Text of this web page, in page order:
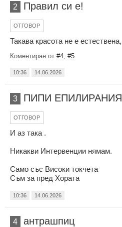
2 Правил си е!
ОТГОВОР
Такава красота не е естествена,
Коментиран от #4, #5
10:36 14.06.2026
3 ПИПИ ЕПИЛИРАНИЯ
ОТГОВОР
И аз така .
Никакви Интервенции нямам.
Само със Високи токчета
Съм за пред Хората
10:36 14.06.2026
4 антрашпиц